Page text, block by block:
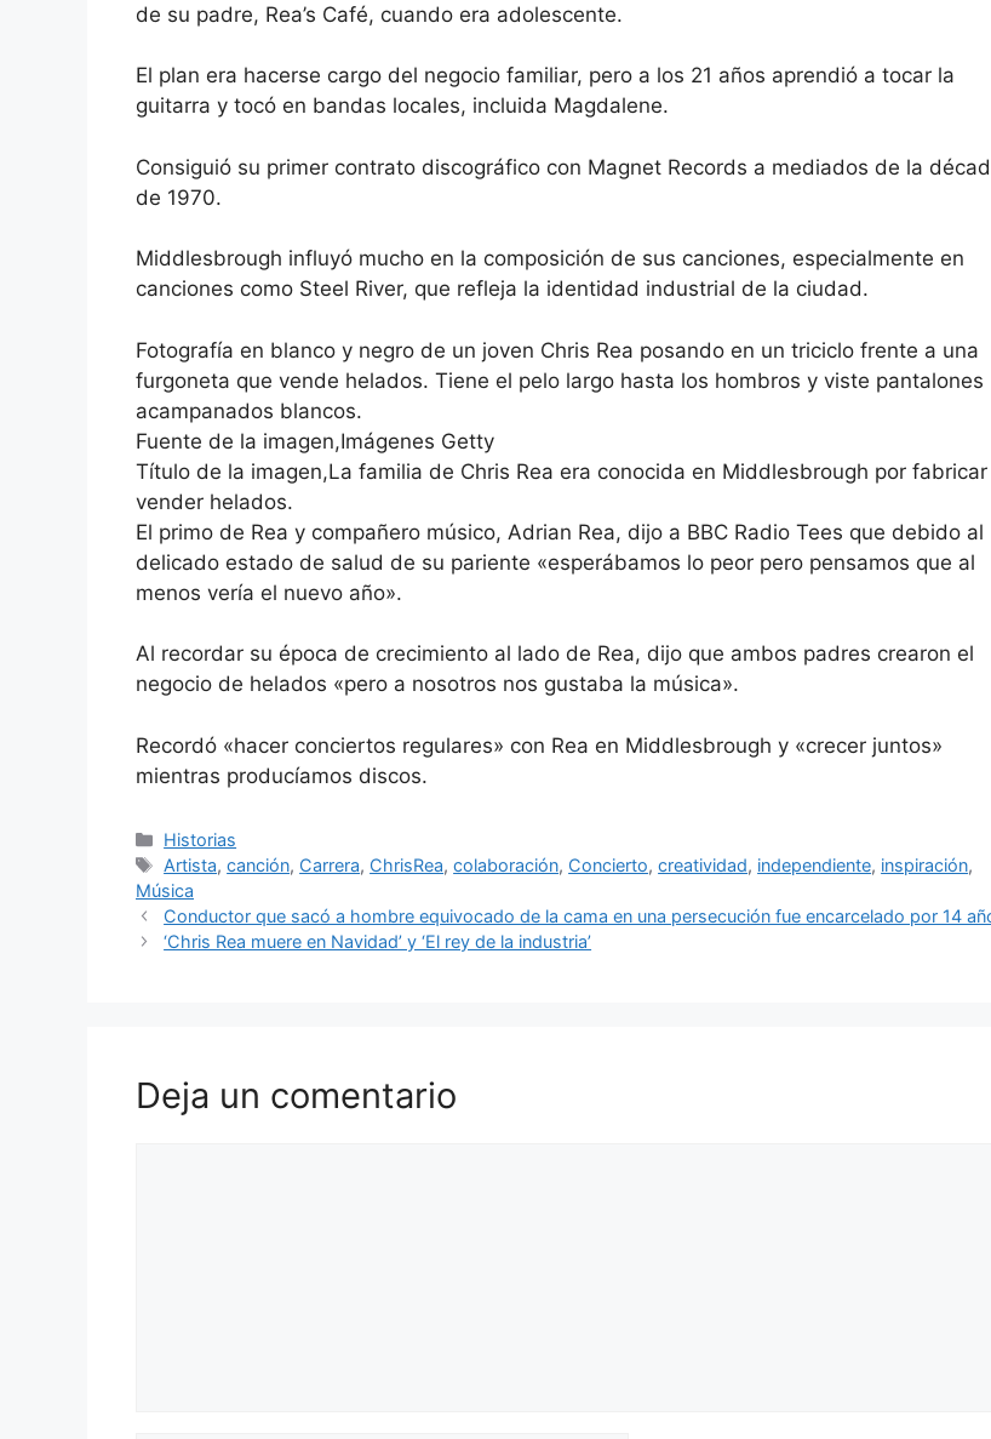
de su padre, Rea’s Café, cuando era adolescente.
El plan era hacerse cargo del negocio familiar, pero a los 21 años aprendió a tocar la
guitarra y tocó en bandas locales, incluida Magdalene.
Consiguió su primer contrato discográfico con Magnet Records a mediados de la
de 1970.
Middlesbrough influyó mucho en la composición de sus canciones, especialmente en
canciones como Steel River, que refleja la identidad industrial de la ciudad.
Fotografía en blanco y negro de un joven Chris Rea posando en un triciclo frente a una
furgoneta que vende helados. Tiene el pelo largo hasta los hombros y viste pantalones
acampanados blancos.
Fuente de la imagen,Imágenes Getty
Título de la imagen,La familia de Chris Rea era conocida en Middlesbrough por
vender helados.
El primo de Rea y compañero músico, Adrian Rea, dijo a BBC Radio Tees que debido al
delicado estado de salud de su pariente «esperábamos lo peor pero pensamos que al
menos vería el nuevo año».
Al recordar su época de crecimiento al lado de Rea, dijo que ambos padres crearon el
negocio de helados «pero a nosotros nos gustaba la música».
Recordó «hacer conciertos regulares» con Rea en Middlesbrough y «crecer juntos»
mientras producíamos discos.
Categorías
Historias
Etiquetas
Artista,canción, Carrera, ChrisRea,colaboración, Concierto,creatividad, independiente, inspiración,
Música
Conductor que sacó a hombre equivocado de la cama en una persecución fue encarcelado por 14
‘Chris Rea muere en Navidad’ y ‘El rey de la industria’
Deja un comentario